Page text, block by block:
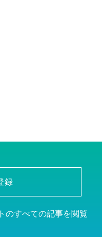
録
のすべての記事を閲覧